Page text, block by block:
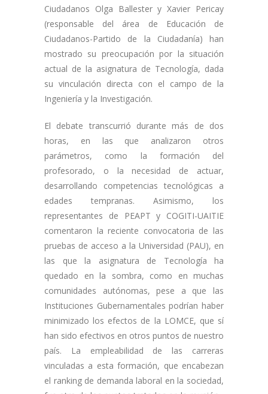
Ciudadanos Olga Ballester y Xavier Pericay
(responsable del área de Educación de
Ciudadanos-Partido de la Ciudadanía) han
mostrado su preocupación por la situación
actual de la asignatura de Tecnología, dada
su vinculación directa con el campo de la
Ingeniería y la Investigación.
El debate transcurrió durante más de dos
horas, en las que analizaron otros
parámetros, como la formación del
profesorado, o la necesidad de actuar,
desarrollando competencias tecnológicas a
edades tempranas. Asimismo, los
representantes de PEAPT y COGITI-UAITIE
comentaron la reciente convocatoria de las
pruebas de acceso a la Universidad (PAU), en
las que la asignatura de Tecnología ha
quedado en la sombra, como en muchas
comunidades autónomas, pese a que las
Instituciones Gubernamentales podrían haber
minimizado los efectos de la LOMCE, que sí
han sido efectivos en otros puntos de nuestro
país. La empleabilidad de las carreras
vinculadas a esta formación, que encabezan
el ranking de demanda laboral en la sociedad,